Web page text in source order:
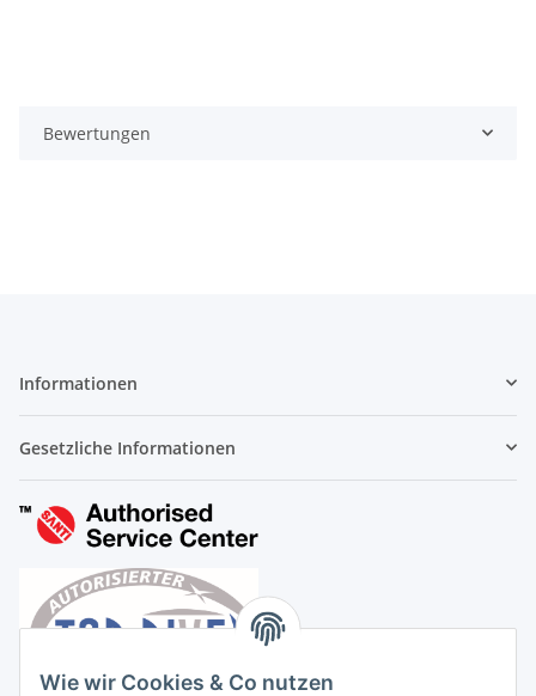
Bewertungen
Informationen
Gesetzliche Informationen
Wie wir Cookies & Co nutzen